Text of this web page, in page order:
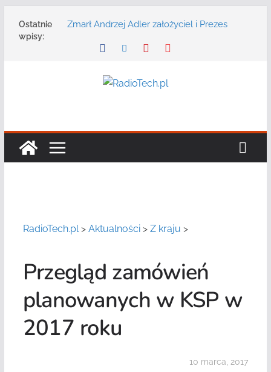
Ostatnie
wpisy:
Zmarł Andrzej Adler założyciel i Prezes
Radmor – największy polski producent
DGT wraz z partnerami zaprasza na
konferencję: „Bezpieczeństwo,
bezpieczeństwa publicznego usługę
RadioTech.pl> Aktualności> Z kraju >
Przegląd zamówień
planowanych w KSP w
2017 roku
10 marca, 2017